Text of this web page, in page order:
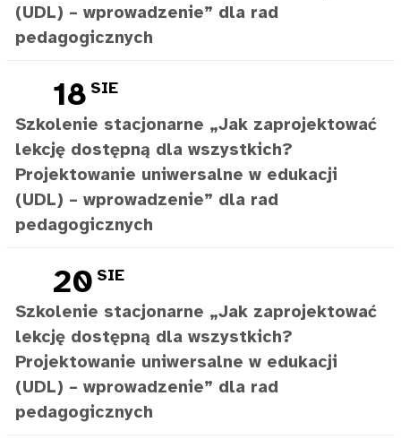
(UDL) – wprowadzenie” dla rad
pedagogicznych
18 SIE
Szkolenie stacjonarne „Jak zaprojektować
lekcję dostępną dla wszystkich?
Projektowanie uniwersalne w edukacji
(UDL) – wprowadzenie” dla rad
pedagogicznych
20 SIE
Szkolenie stacjonarne „Jak zaprojektować
lekcję dostępną dla wszystkich?
Projektowanie uniwersalne w edukacji
(UDL) – wprowadzenie” dla rad
pedagogicznych